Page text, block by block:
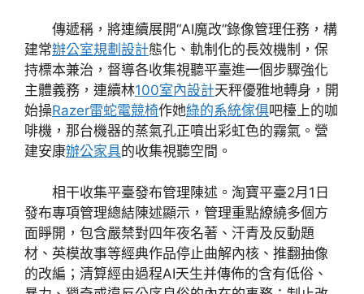
傳遞稱，將連續展開“AI魔改”錄像管理任務，構
建常辦公室規劃設計態化、軌制化的長效機制，保
持標本兼治，督導各收集視聽平臺進一個步驟強化
主體義務，連續林100室內設計天秤優雅地轉身，開
始操Razer雷蛇電競椅作她綠的系統傢俱吧檯上的咖
啡機，那台機器的蒸氣孔正噴出彩虹色的霧氣。營
建安康辦公家具的收集視聽空間。
相干收集平臺發布管理陳述。淘寶平臺2月1日
發布專項管理總結陳述顯示，管理重點繚繞多個方
面睜開，包含嚴禁對四年夜名著、汗青及反動題
材、英模故事等經典作品停止曲解內核、推翻抽像
的改編；清算經由過程AI天生并傳佈的含有低俗、